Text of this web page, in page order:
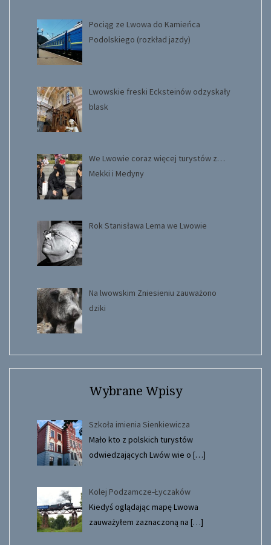
Pociąg ze Lwowa do Kamieńca
Podolskiego (rozkład jazdy)
Lwowskie freski Ecksteinów odzyskały
blask
We Lwowie coraz więcej turystów z…
Mekki i Medyny
Rok Stanisława Lema we Lwowie
Na lwowskim Zniesieniu zauważono
dziki
Wybrane Wpisy
Szkoła imienia Sienkiewicza
Mało kto z polskich turystów
odwiedzających Lwów wie o […]
Kolej Podzamcze-Łyczaków
Kiedyś oglądając mapę Lwowa
zauważyłem zaznaczoną na […]